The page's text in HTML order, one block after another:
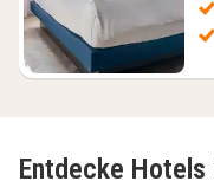
Entdecke